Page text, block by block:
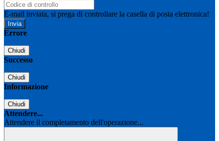
E-mail inviata, si prega di controllare la casella di posta elettronica!
Errore
Chiudi
Successo
Chiudi
Informazione
Chiudi
Attendere...
Attendere il completamento dell'operazione...